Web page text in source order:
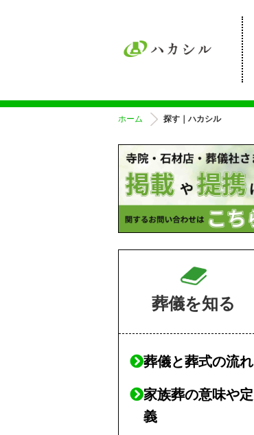
ホーム 探す｜ハカシル
葬儀を知る
葬儀と葬式の流れ
家族葬の意味や定
義